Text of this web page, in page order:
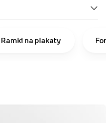
Ramki na plakaty